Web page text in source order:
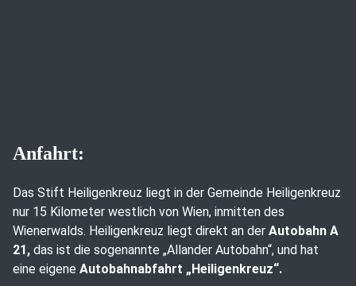
Anfahrt:
Das Stift Heiligenkreuz liegt in der Gemeinde Heiligenkreuz
nur 15 Kilometer westlich von Wien, inmitten des
Wienerwalds. Heiligenkreuz liegt direkt an der Autobahn A
21, das ist die sogenannte „Allander Autobahn“, und hat
eine eigene Autobahnabfahrt „Heiligenkreuz“.